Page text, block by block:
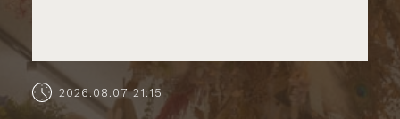
2026.08.07 21:15